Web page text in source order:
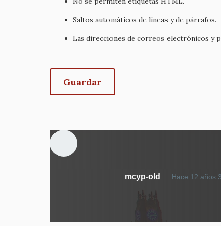
Saltos automáticos de líneas y de párrafos.
Las direcciones de correos electrónicos y
mcyp-old Hace 12 años